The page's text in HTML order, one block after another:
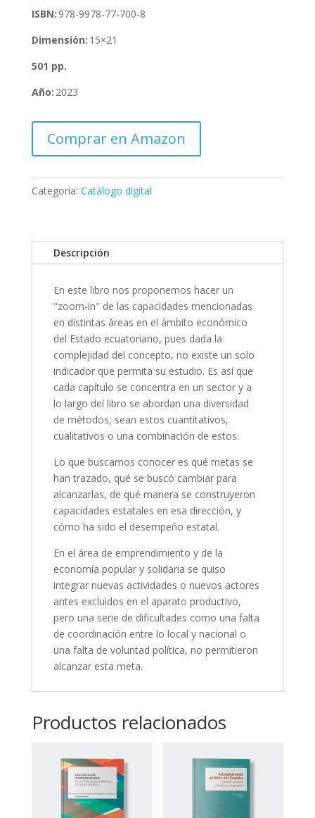
ISBN: 978-9978-77-700-8
Dimensión: 15×21
501 pp.
Año: 2023
Comprar en Amazon
Categoría: Catálogo digital
Descripción
En este libro nos proponemos hacer un
"zoom-in" de las capacidades mencionadas
en distintas áreas en el ámbito económico
del Estado ecuatoriano, pues dada la
complejidad del concepto, no existe un solo
indicador que permita su estudio. Es así que
cada capítulo se concentra en un sector y a
lo largo del libro se abordan una diversidad
de métodos, sean estos cuantitativos,
cualitativos o una combinación de estos.
Lo que buscamos conocer es qué metas se
han trazado, qué se buscó cambiar para
alcanzarlas, de qué manera se construyeron
capacidades estatales en esa dirección, y
cómo ha sido el desempeño estatal.
En el área de emprendimiento y de la
economía popular y solidaria se quiso
integrar nuevas actividades o nuevos actores
antes excluidos en el aparato productivo,
pero una serie de dificultades como una falta
de coordinación entre lo local y nacional o
una falta de voluntad política, no permitieron
alcanzar esta meta.
Productos relacionados